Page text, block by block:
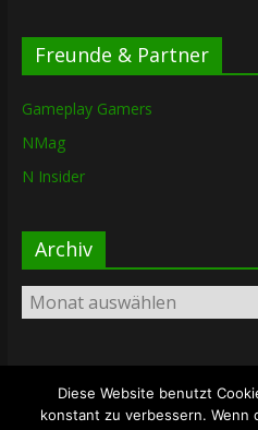
Freunde & Partner
Gameplay Gamers
NMag
N Insider
Archiv
Archiv
Copyright © 2026The Lost
Diese Website benutzt
konstant zu verbessern.